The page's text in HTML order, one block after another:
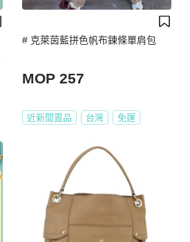
# 克萊茵藍拼色帆布鍊條單肩包
MOP 257
近新閒置品 台灣 免運